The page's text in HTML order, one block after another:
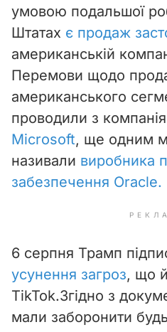
умовою подальшої
Штатах є продаж
американській
Перемови щодо
американського
проводили з
Microsoft, ще одним
називали виробника
забезпечення Oracle.
6 серпня Трамп
усунення загроз, що
TikTok.Згідно з
мали заборонити